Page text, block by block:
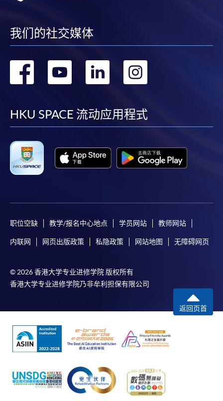
我们的社交媒体
转
facebook
转
youtube
转
linkedin
HKU SPACE 流动应用程式
职位空缺 教学/报名中心地点 学员网站 教师网站
内联网 网页出版政策 私隐政策 网站地图 无障碍网页
© 2026 香港大学专业进修学院 版权所有
香港大学专业进修学院乃非牟利担保有限公司
返回页首